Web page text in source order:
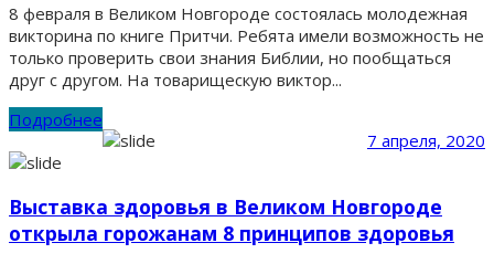
8 февраля в Великом Новгороде состоялась молодежная
викторина по книге Притчи. Ребята имели возможность не
только проверить свои знания Библии, но пообщаться
друг с другом. На товарищескую виктор...
Подробнее
7 апреля, 2020
Выставка здоровья в Великом Новгороде
открыла горожанам 8 принципов здоровья